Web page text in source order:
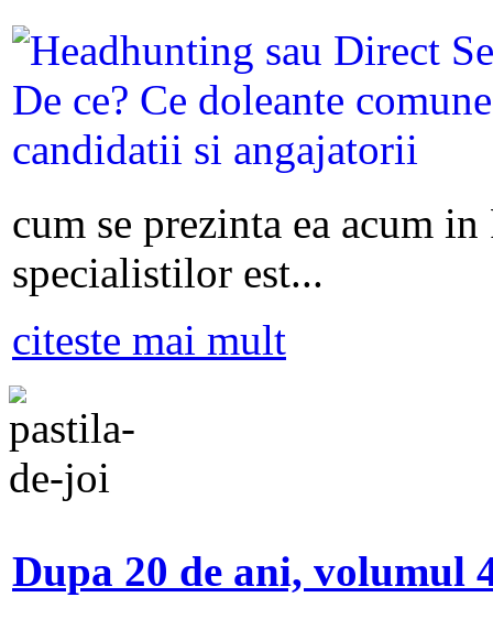
cum se prezinta ea acum
specialistilor est...
citeste mai mult
Dupa 20 de ani, volumul